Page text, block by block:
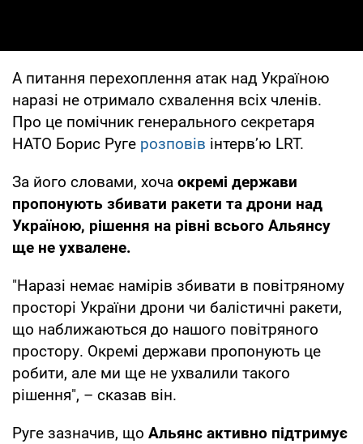
А питання перехоплення атак над Україною
наразі не отримало схвалення всіх членів.
Про це помічник генерального секретаря
НАТО Борис Руге розповів інтервʼю LRT.
За його словами, хоча окремі держави
пропонують збивати ракети та дрони над
Україною, рішення на рівні всього Альянсу
ще не ухвалене.
"Наразі немає намірів збивати в повітряному
просторі України дрони чи балістичні ракети,
що наближаються до нашого повітряного
простору. Окремі держави пропонують це
робити, але ми ще не ухвалили такого
рішення", – сказав він.
Руге зазначив, що Альянс активно підтримує